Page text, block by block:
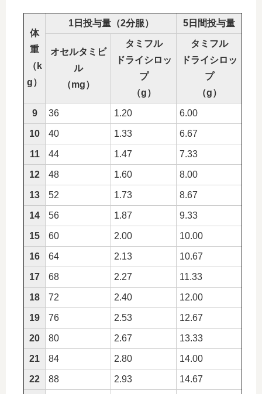
体
重
（k
g）
1日投与量（2分服） 5日間投与量
オセルタミビ
ル
（mg）
タミフル
ドライシロッ
プ
（g）
タミフル
ドライシロッ
プ
（g）
9 36 1.20 6.00
10 40 1.33 6.67
11 44 1.47 7.33
12 48 1.60 8.00
13 52 1.73 8.67
14 56 1.87 9.33
15 60 2.00 10.00
16 64 2.13 10.67
17 68 2.27 11.33
18 72 2.40 12.00
19 76 2.53 12.67
20 80 2.67 13.33
21 84 2.80 14.00
22 88 2.93 14.67